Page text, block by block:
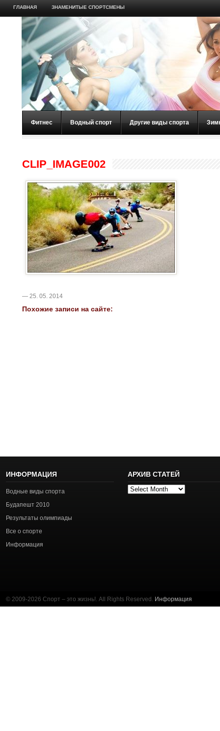
ГЛАВНАЯ ЗНАМЕНИТЫЕ СПОРТСМЕНЫ
Фитнес Водный спорт Другие виды спорта
CLIP_IMAGE002
— 25. 05. 2014
Похожие записи на сайте:
ИНФОРМАЦИЯ
Водные виды спорта
Будапешт 2010
Результаты олимпиады
Все о спорте
Информация
АРХИВ СТАТЕЙ
Архив
© 2009-2026 Спорт – это жизнь!. All Rights Reserved. Информация